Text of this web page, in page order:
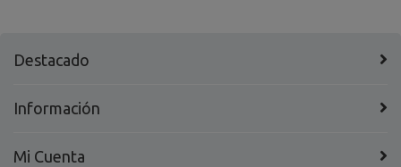
Destacado
Información
Mi Cuenta